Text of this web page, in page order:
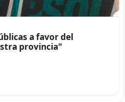
a favor del
provincia"